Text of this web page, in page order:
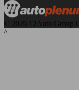
© 2026 12Auto Group
^